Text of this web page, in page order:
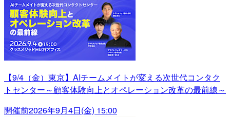
【9/4（金）東京】AIチームメイトが変える次世代コンタク
トセンター～顧客体験向上とオペレーション改革の最前線～
開催前2026年9月4日(金) 15:00